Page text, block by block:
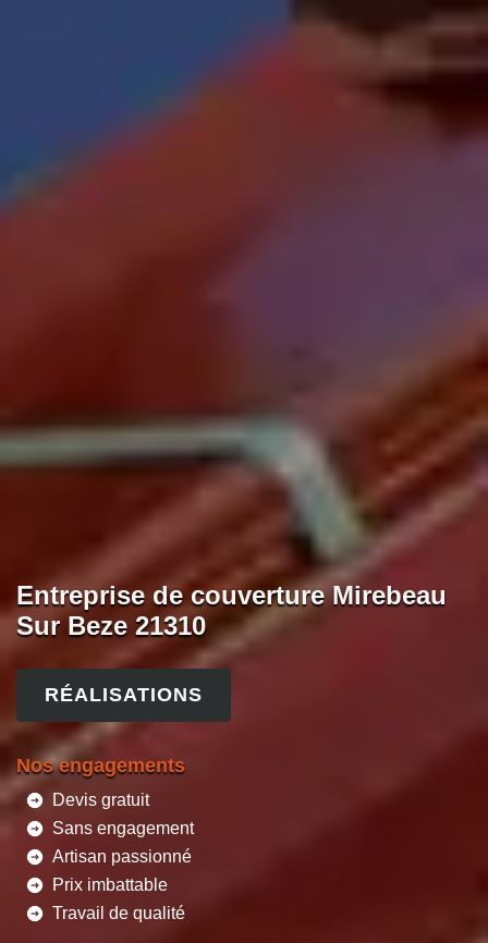
Entreprise de couverture Mirebeau
Sur Beze 21310
RÉALISATIONS
Nos engagements
Devis gratuit
Sans engagement
Artisan passionné
Prix imbattable
Travail de qualité